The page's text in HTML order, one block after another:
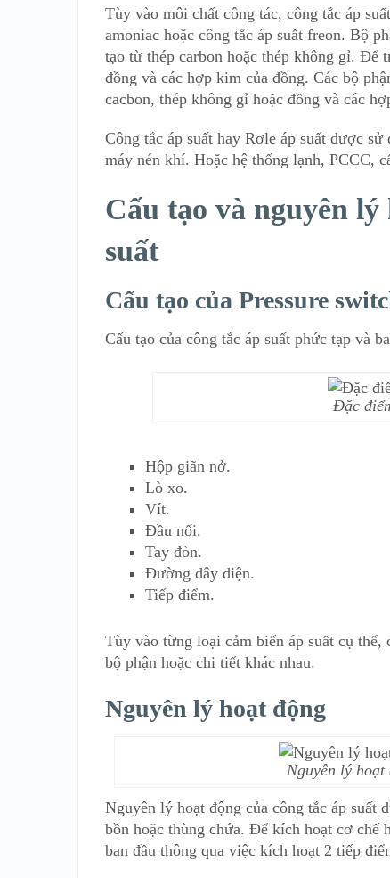
Tùy vào môi chất công tác, công tắc áp
amoniac hoặc công tắc áp suất freon. Bộ
tạo từ thép carbon hoặc thép không gỉ. Để
đồng và các hợp kim của đồng. Các bộ
cacbon, thép không gỉ hoặc đồng và các
Công tắc áp suất hay Rơle áp suất được
máy nén khí. Hoặc hệ thống lạnh, PCCC,
Cấu tạo và nguyên lý
suất
Cấu tạo của Pressure
Cấu tạo của công tắc áp suất phức tạp và
Đặc
Hộp giãn nở.
Lò xo.
Vít.
Đầu nối.
Tay đòn.
Đường dây điện.
Tiếp điểm.
Tùy vào từng loại cảm biến áp suất cụ thể,
bộ phận hoặc chi tiết khác nhau.
Nguyên lý hoạt động
Nguyên lý hoạt
Nguyên lý hoạt động của công tắc áp suất
bồn hoặc thùng chứa. Để kích hoạt cơ chế
ban đầu thông qua việc kích hoạt 2 tiếp